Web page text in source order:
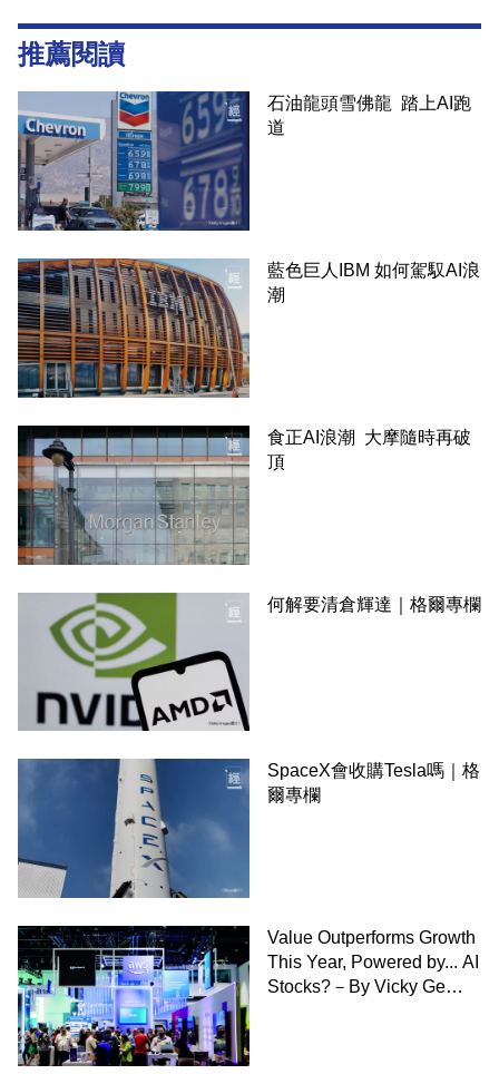
推薦閱讀
石油龍頭雪佛龍 踏上AI跑
道
藍色巨人IBM 如何駕馭AI浪
潮
食正AI浪潮 大摩隨時再破
頂
何解要清倉輝達｜格爾專欄
SpaceX會收購Tesla嗎｜格
爾專欄
Value Outperforms Growth
This Year, Powered by... AI
Stocks?－By Vicky Ge